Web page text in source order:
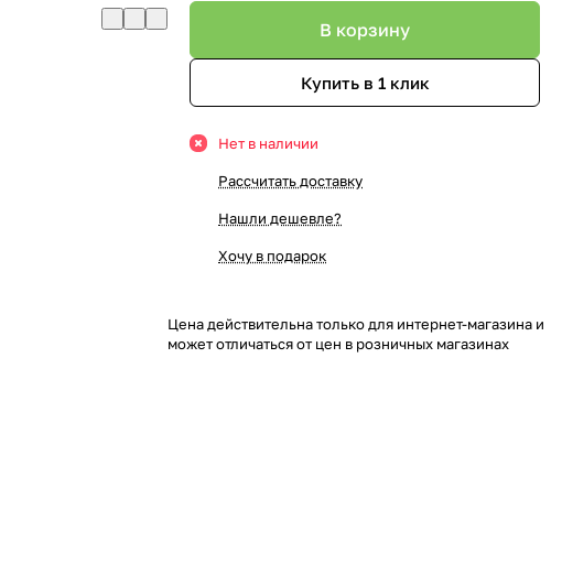
В корзину
Купить в 1 клик
Нет в наличии
Рассчитать доставку
Нашли дешевле?
Хочу в подарок
Цена действительна только для интернет-магазина и
может отличаться от цен в розничных магазинах